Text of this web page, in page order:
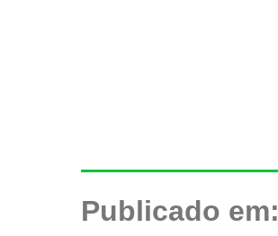
Publicado em: